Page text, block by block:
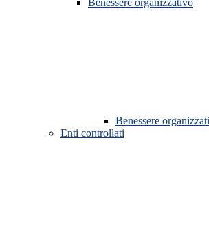
Benessere organizzativo
Benessere
Enti controllati